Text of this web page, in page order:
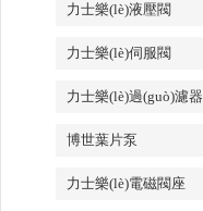
力士樂(lè)液壓閥
力士樂(lè)伺服閥
力士樂(lè)過(guò)濾器
博世葉片泵
力士樂(lè)電磁閥座